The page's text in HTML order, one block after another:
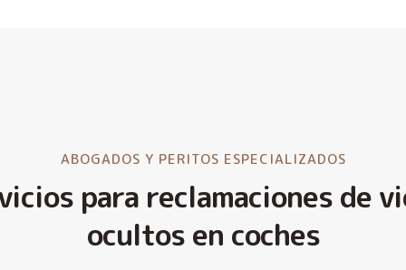
ABOGADOS Y PERITOS ESPECIALIZADOS
para reclamaciones de
ocultos en coches